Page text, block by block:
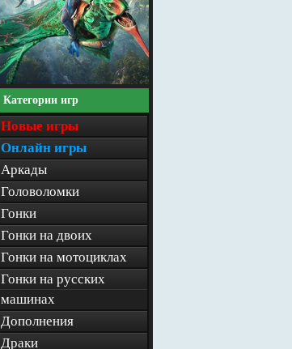
Категории игр
Новые игры
Онлайн игры
Аркады
Головоломки
Гонки
Гонки на двоих
Гонки на мотоциклах
Гонки на русских
машинах
Дополнения
Драки